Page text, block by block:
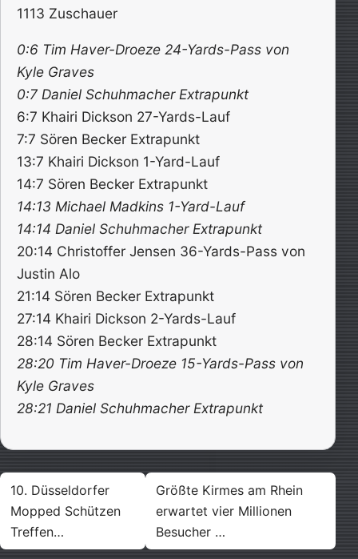
1113 Zuschauer
0:6 Tim Haver-Droeze 24-Yards-Pass von
Kyle Graves
0:7 Daniel Schuhmacher Extrapunkt
6:7 Khairi Dickson 27-Yards-Lauf
7:7 Sören Becker Extrapunkt
13:7 Khairi Dickson 1-Yard-Lauf
14:7 Sören Becker Extrapunkt
14:13 Michael Madkins 1-Yard-Lauf
14:14 Daniel Schuhmacher Extrapunkt
20:14 Christoffer Jensen 36-Yards-Pass von
Justin Alo
21:14 Sören Becker Extrapunkt
27:14 Khairi Dickson 2-Yards-Lauf
28:14 Sören Becker Extrapunkt
28:20 Tim Haver-Droeze 15-Yards-Pass von
Kyle Graves
28:21 Daniel Schuhmacher Extrapunkt
Beitragsnavigation
10. Düsseldorfer
Mopped Schützen
Treffen…
Größte Kirmes am Rhein
erwartet vier Millionen
Besucher …